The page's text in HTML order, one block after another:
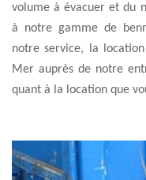
volume à évacuer et du
à notre gamme de
notre service, la
Mer auprès de notre
quant à la location que